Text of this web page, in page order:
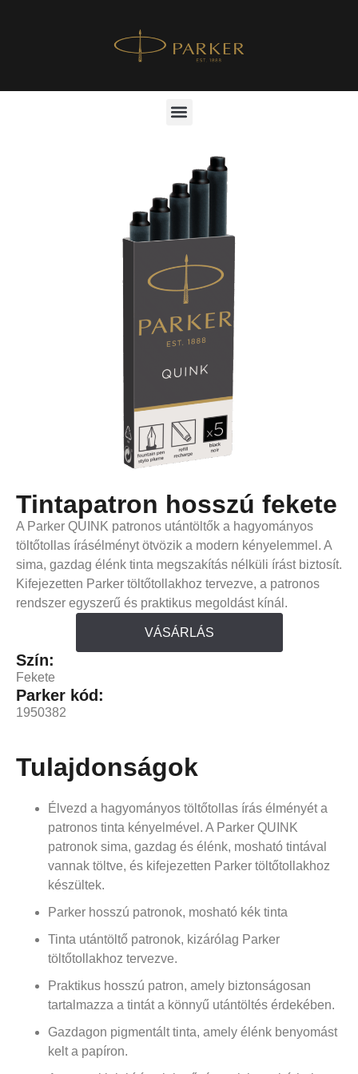
Tintapatron hosszú fekete
A Parker QUINK patronos utántöltők a hagyományos
töltőtollas írásélményt ötvözik a modern kényelemmel. A
sima, gazdag élénk tinta megszakítás nélküli írást biztosít.
Kifejezetten Parker töltőtollakhoz tervezve, a patronos
rendszer egyszerű és praktikus megoldást kínál.
VÁSÁRLÁS
Szín:
Fekete
Parker kód:
1950382
Tulajdonságok
Élvezd a hagyományos töltőtollas írás élményét a
patronos tinta kényelmével. A Parker QUINK
patronok sima, gazdag és élénk, mosható tintával
vannak töltve, és kifejezetten Parker töltőtollakhoz
készültek.
Parker hosszú patronok, mosható kék tinta
Tinta utántöltő patronok, kizárólag Parker
töltőtollakhoz tervezve.
Praktikus hosszú patron, amely biztonságosan
tartalmazza a tintát a könnyű utántöltés érdekében.
Gazdagon pigmentált tinta, amely élénk benyomást
kelt a papíron.